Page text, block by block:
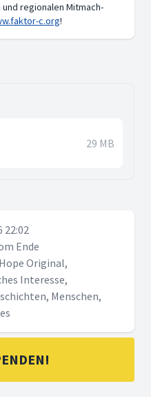
regionalen Mitmach-
c.org!
29 MB
22:02
Ende
Original,
Interesse,
Menschen,